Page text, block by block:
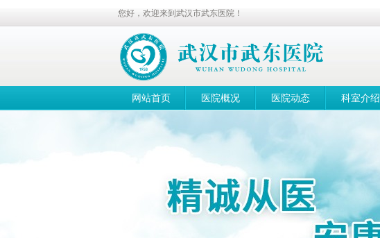
您好，欢迎来到武汉市武东医院！
网站首页 医院概况 医院动态 科室介绍